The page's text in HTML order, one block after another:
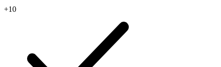
+10